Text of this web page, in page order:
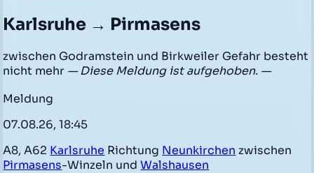
Karlsruhe → Pirmasens
zwischen Godramstein und Birkweiler Gefahr besteht
nicht mehr — Diese Meldung ist aufgehoben. —
Meldung
07.08.26, 18:45
A8, A62 Karlsruhe Richtung Neunkirchen zwischen
Pirmasens-Winzeln undWalshausen